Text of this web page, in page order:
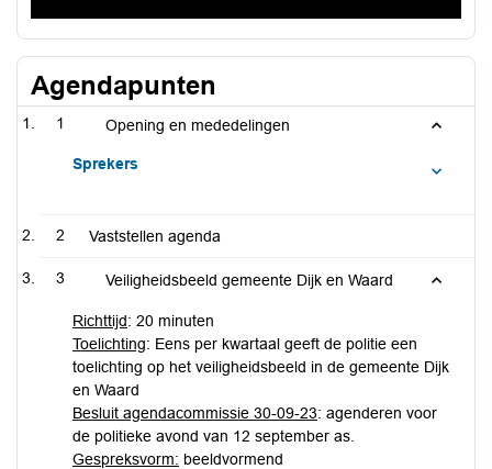
Agendapunten
1 Opening en mededelingen
Sprekers
2 Vaststellen agenda
3 Veiligheidsbeeld gemeente Dijk en Waard
Richttijd: 20 minuten
Toelichting: Eens per kwartaal geeft de politie een
toelichting op het veiligheidsbeeld in de gemeente Dijk
en Waard
Besluit agendacommissie 30-09-23: agenderen voor
de politieke avond van 12 september as.
Gespreksvorm: beeldvormend